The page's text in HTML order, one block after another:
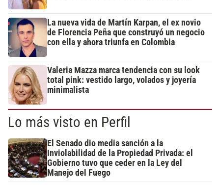
La nueva vida de Martín Karpan, el ex novio
de Florencia Peña que construyó un negocio
con ella y ahora triunfa en Colombia
Valeria Mazza marca tendencia con su look
total pink: vestido largo, volados y joyería
minimalista
Lo más visto en Perfil
El Senado dio media sanción a la
Inviolabilidad de la Propiedad Privada: el
Gobierno tuvo que ceder en la Ley del
Manejo del Fuego